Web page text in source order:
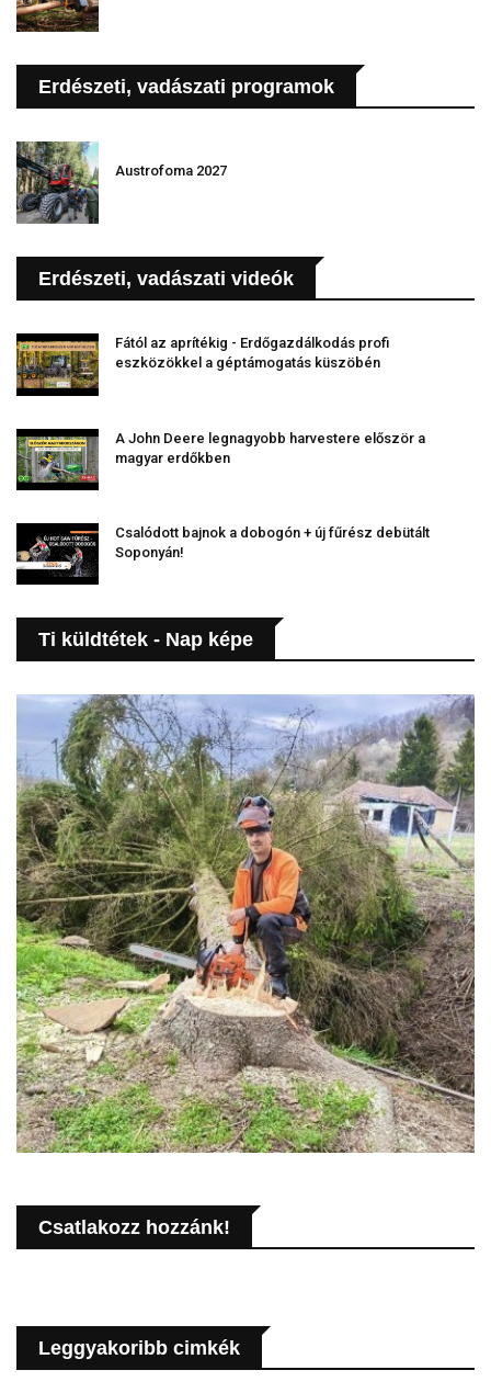
Erdészeti, vadászati programok
Austrofoma 2027
Erdészeti, vadászati videók
Fától az aprítékig - Erdőgazdálkodás profi
eszközökkel a géptámogatás küszöbén
A John Deere legnagyobb harvestere először a
magyar erdőkben
Csalódott bajnok a dobogón + új fűrész debütált
Soponyán!
Ti küldtétek - Nap képe
Csatlakozz hozzánk!
Leggyakoribb cimkék